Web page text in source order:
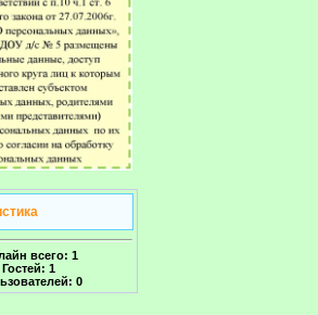
всего: 1
Гостей: 1
0